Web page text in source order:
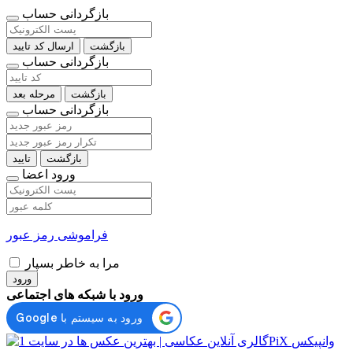
بازگردانی حساب
ارسال کد تایید بازگشت
بازگردانی حساب
مرحله بعد بازگشت
بازگردانی حساب
تایید بازگشت
ورود اعضا
فراموشی رمز عبور
مرا به خاطر بسپار
ورود
ورود با شبکه های اجتماعی